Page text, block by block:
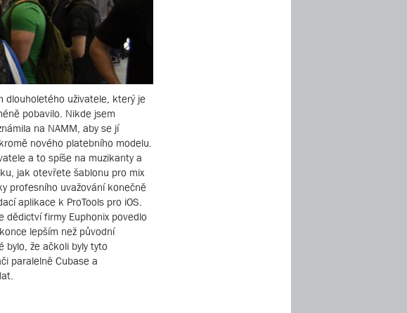
dlouholetého uživatele, který je
pobavilo. Nikde jsem
na NAMM, aby se jí
nového platebního modelu.
a to spíše na muzikanty a
jak otevřete šablonu pro mix
profesního uvažování konečně
aplikace k ProTools pro iOS.
dědictví firmy Euphonix povedlo
lepším než původní
bylo, že ačkoli byly tyto
paralelně Cubase a